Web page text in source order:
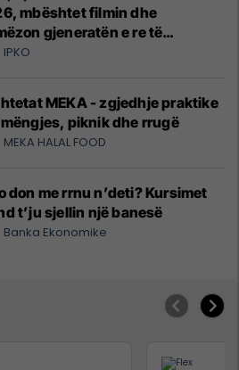
mbështet filmin dhe
gjeneratën e re të
IPKO
MEKA - zgjedhje praktike
piknik dhe rrugë
MEKA HALAL FOOD
don me rrnu n’deti? Kursimet
t’ju sjellin një banesë
Banka Ekonomike